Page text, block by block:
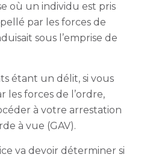
où un individu est pris
par les forces de
sous l’emprise de
étant un délit, si vous
les forces de l’ordre,
à votre arrestation
à vue (GAV).
va devoir déterminer si